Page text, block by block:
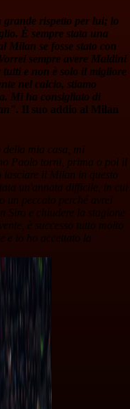
rispetto per lui; lo
È sempre stata una
Milan se fosse stato con
sempre avere Maldini
tutti e non è solo il migliore
nel calcio, stiamo
Mi ha consigliato di
Il suo addio al Milan
mia casa, mi
Paolo torni, prima o poi il
il Milan in questo
un'annata difficile, in cui
un peccato perché avrei
Siro e chiudere la stagione
è successo tutto molto
e io ho accettato la